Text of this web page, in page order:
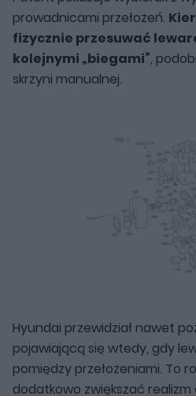
prowadnicami przełożeń.
fizycznie przesuwać
kolejnymi „biegami”,
skrzyni manualnej.
Hyundai przewidział nawet
pojawiającą się wtedy, gdy
pomiędzy przełożeniami. To
dodatkowo zwiększać realizm